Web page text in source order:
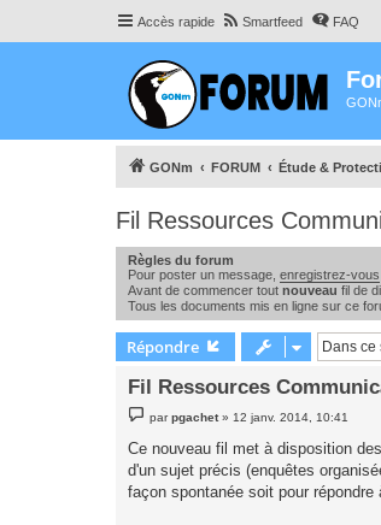
Accès rapide Smartfeed FAQ
GONm FORUM Étude &
Fil Ressources
Règles du forum
Pour poster un message, enregistrez-vous
Avant de commencer tout nouveau fil de
Tous les documents mis en ligne sur ce
Répondre
Fil Ressources
e
s
a
e
parpgachet» 12 janv. 2014, 10:41
Ce nouveau fil met à disposition
d'un sujet précis (enquêtes
façon spontanée soit pour